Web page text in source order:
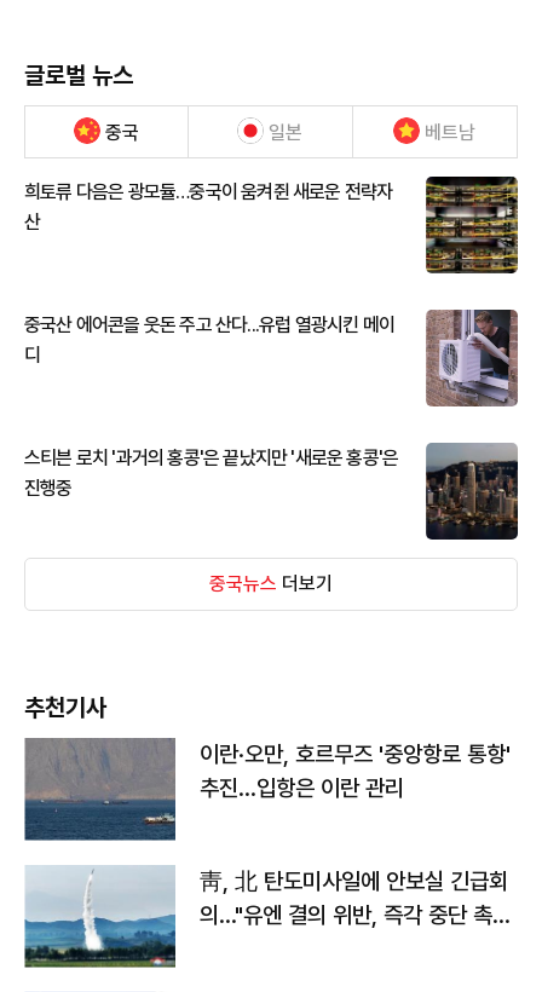
글로벌 뉴스
중국 일본 베트남
희토류 다음은 광모듈…중국이 움켜쥔 새로운 전략자
산
중국산 에어콘을 웃돈 주고 산다...유럽 열광시킨 메이
디
스티븐 로치 '과거의 홍콩'은 끝났지만 '새로운 홍콩'은
진행중
중국뉴스 더보기
추천기사
이란·오만, 호르무즈 '중앙항로 통항'
추진…입항은 이란 관리
靑, 北 탄도미사일에 안보실 긴급회
의…"유엔 결의 위반, 즉각 중단 촉